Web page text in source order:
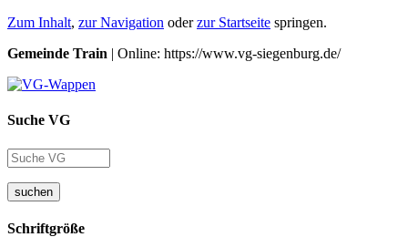
Zum Inhalt, zur Navigation oderzur Startseite springen.
Gemeinde Train | Online: https://www.vg-siegenburg.de/
Suche VG
suchen
Schriftgröße